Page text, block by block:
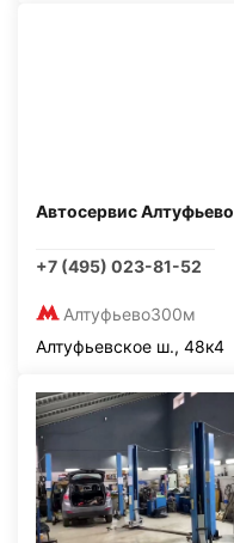
Автосервис Алтуфьево
+7 (495) 023-81-52
Алтуфьево300м
Алтуфьевское ш., 48к4